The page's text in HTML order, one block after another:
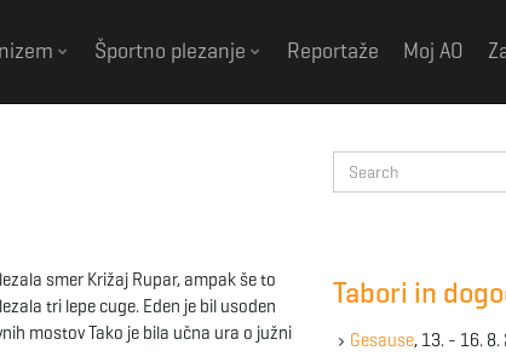
Športno plezanje Reportaže Moj AO
smer Križaj Rupar, ampak še to
tri lepe cuge. Eden je bil usoden
mostov Tako je bila učna ura o južni
e
e
Tabori in
Gesause, 13. - 16. 8.